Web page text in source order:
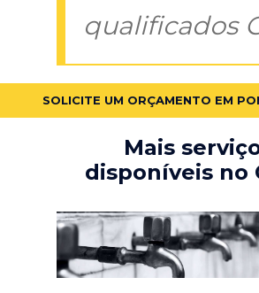
qualificados
SOLICITE UM ORÇAMENTO EM
Mais
disponíveis no